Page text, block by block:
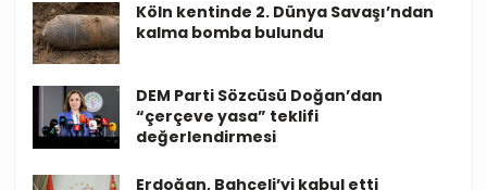
Köln kentinde 2. Dünya Savaşı’ndan
kalma bomba bulundu
DEM Parti Sözcüsü Doğan’dan
“çerçeve yasa” teklifi
değerlendirmesi
Erdoğan, Bahçeli’yi kabul etti